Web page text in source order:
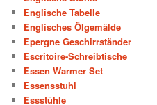
Englische Tabelle
Englisches Ölgemälde
Epergne Geschirrständer
Escritoire-Schreibtische
Essen Warmer Set
Essensstuhl
Essstühle